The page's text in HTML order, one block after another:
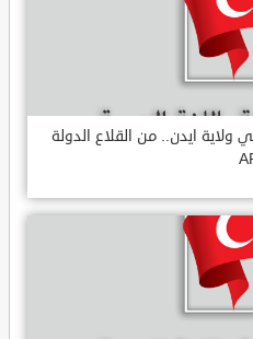
ولاية ايدن.. من القلاع الدولة